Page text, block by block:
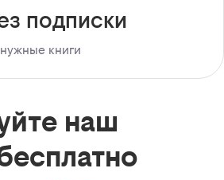
подписки
книги
наш